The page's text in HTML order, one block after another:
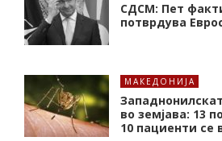
СДСМ: Пет
потврдува
МАКЕДОНИЈА
во земјава: 13
10 пациенти се